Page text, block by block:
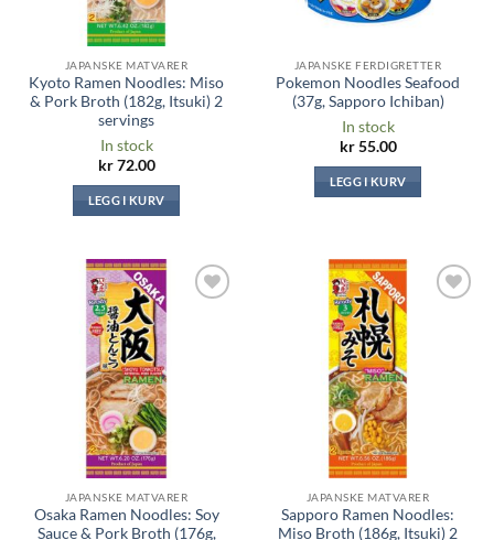
JAPANSKE MATVARER
Kyoto Ramen Noodles: Miso
& Pork Broth (182g, Itsuki) 2
servings
In stock
kr72.00
LEGG I KURV
JAPANSKE FERDIGRETTER
Pokemon Noodles Seafood
(37g, Sapporo Ichiban)
In stock
kr55.00
LEGG I KURV
JAPANSKE MATVARER
Osaka Ramen Noodles: Soy
Sauce & Pork Broth (176g,
JAPANSKE MATVARER
Sapporo Ramen Noodles:
Miso Broth (186g, Itsuki) 2